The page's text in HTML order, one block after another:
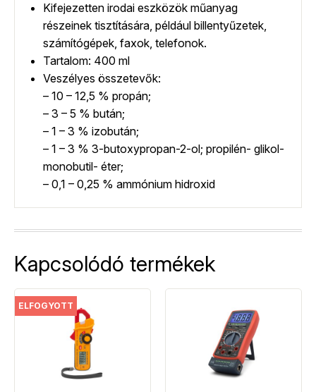
Kifejezetten irodai eszközök műanyag
részeinek tisztítására, például billentyűzetek,
számítógépek, faxok, telefonok.
Tartalom: 400 ml
Veszélyes összetevők:
– 10 – 12,5 % propán;
– 3 – 5 % bután;
– 1 – 3 % izobután;
– 1 – 3 % 3-butoxypropan-2-ol; propilén- glikol-
monobutil- éter;
– 0,1 – 0,25 % ammónium hidroxid
Kapcsolódó termékek
ELFOGYOTT